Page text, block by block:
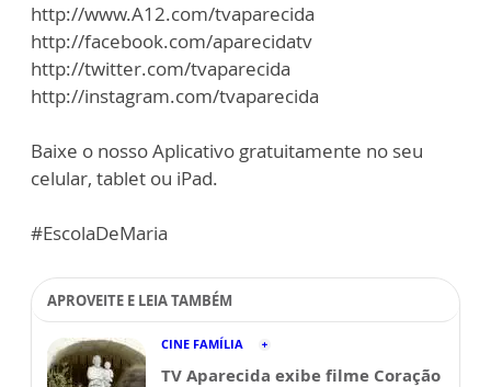
http://www.A12.com/tvaparecida
http://facebook.com/aparecidatv
http://twitter.com/tvaparecida
http://instagram.com/tvaparecida
Baixe o nosso Aplicativo gratuitamente no seu
celular, tablet ou iPad.
#EscolaDeMaria
APROVEITE E LEIA TAMBÉM
CINE FAMÍLIA
TV Aparecida exibe filme Coração